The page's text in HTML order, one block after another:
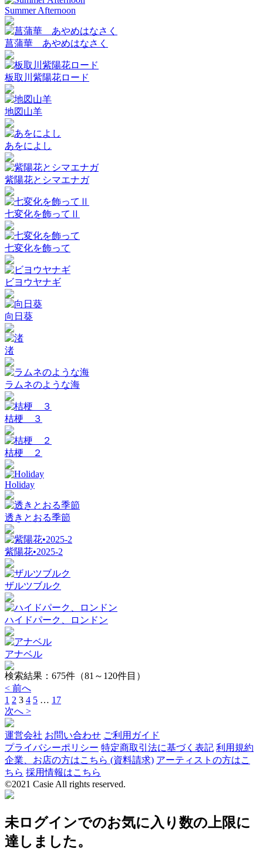
Summer Afternoon
菖蒲華 あやめはなさく
板取川紫陽花ロード
地図山羊
あをによし
紫陽花とシマエナガ
七変化を飾ってⅡ
七変化を飾って
ビヨウヤナギ
向日葵
渚
ラムネのような海
桔梗 ３
桔梗 ２
Holiday
透きとおる季節
紫陽花•2025-2
ザルツブルク
ハイドパーク、ロンドン
アナベル
検索結果： 675件（81～120件目）
< 前へ
1 2 3 4 5 … 17
次へ >
運営会社 お問い合わせ ご利用ガイド
プライバシーポリシー 特定商取引法に基づく表記 利用規約
企業、お店の方はこちら (資料請求) アーティストの方はこ
ちら 採用情報はこちら
©2021 Casie All rights reserved.
未ログインでのお気に入り数の上限に
達しました。